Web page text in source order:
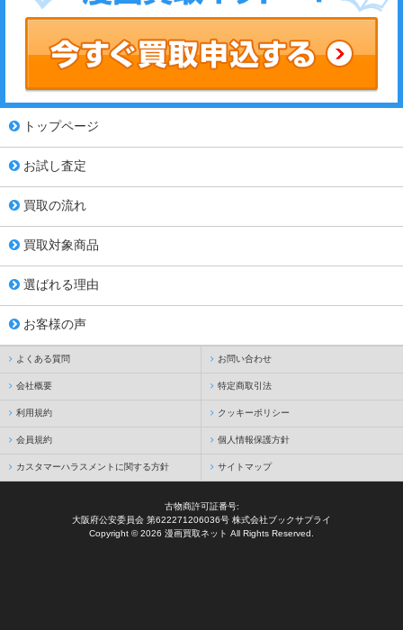
トップページ
お試し査定
買取の流れ
買取対象商品
選ばれる理由
お客様の声
よくある質問 お問い合わせ
会社概要 特定商取引法
利用規約 クッキーポリシー
会員規約 個人情報保護方針
カスタマーハラスメントに関する方針 サイトマップ
古物商許可証番号:
大阪府公安委員会 第622271206036号 株式会社ブックサプライ
Copyright © 2026 漫画買取ネット All Rights Reserved.